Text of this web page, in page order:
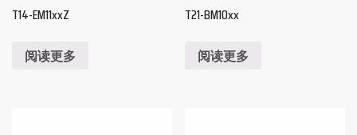
T14-EM11xxZ
阅读更多
T21-BM10xx
阅读更多